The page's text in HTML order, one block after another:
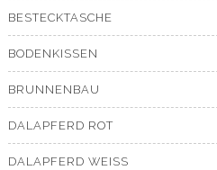
BESTECKTASCHE
BODENKISSEN
BRUNNENBAU
DALAPFERD ROT
DALAPFERD WEISS